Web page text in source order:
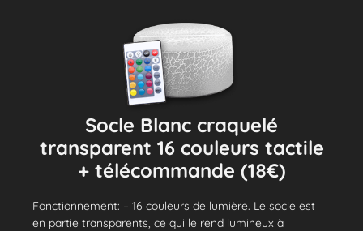
Socle Blanc craquelé
transparent 16 couleurs tactile
+ télécommande (18€)
Fonctionnement: – 16 couleurs de lumière. Le socle est
en partie transparents, ce qui le rend lumineux à